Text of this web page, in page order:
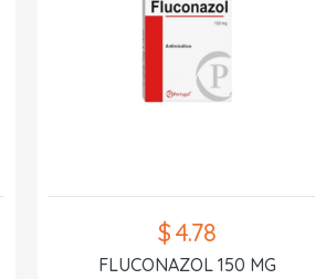
$ 4.78
FLUCONAZOL 150 MG